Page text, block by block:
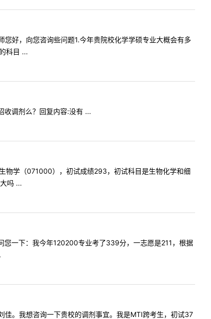
好，向您咨询些问题1.今年贵院校化学学硕专业大概会有多
科目 ...
调剂么？回复内容:没有 ...
学（071000），初试成绩293，初试科目是生物化学和细
吗 ...
一下：我今年120200专业考了339分，一志愿是211，根据
。我想咨询一下贵校的调剂事宜。我是MTI跨考生，初试37